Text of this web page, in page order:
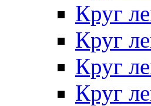
Круг
Круг
Круг
Круг